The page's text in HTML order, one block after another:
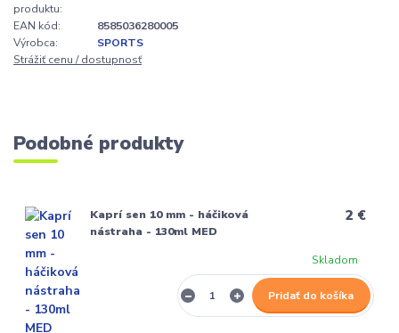
produktu:
EAN kód:
8585036280005
Výrobca:
SPORTS
Strážiť cenu / dostupnosť
Podobné produkty
Kaprí sen 10 mm - háčiková
nástraha - 130ml MED
2 €
Skladom
Pridať do košíka